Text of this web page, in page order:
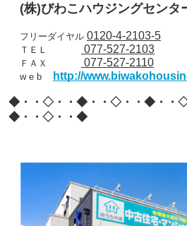
(株)びわこハウジングセンタ
フリーダイヤル 0120-4-2103-5
ＴＥＬ 077-527-2103
ＦＡＸ 077-527-2110
w e b http://
◆・・◇・・◆・・◇・・◆・・◇
◆・・◇・・◆